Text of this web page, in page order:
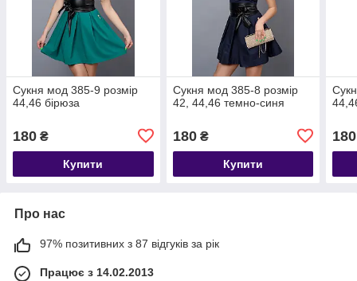
Сукня мод 385-9 розмір
44,46 бірюза
180 ₴
Купити
Сукня мод 385-8 розмір
42, 44,46 темно-синя
180₴
Купити
180
Про нас
97% позитивних з 87 відгуків за рік
Працює з 14.02.2013